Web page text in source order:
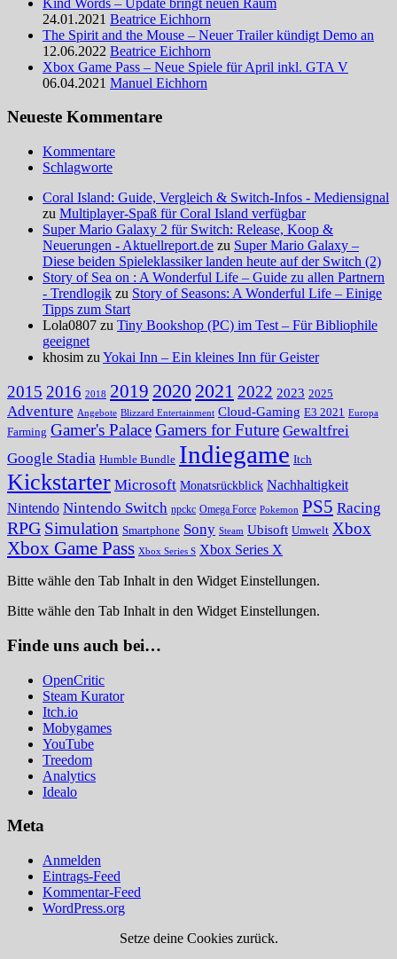
24.01.2021 Beatrice Eichhorn
The Spirit and the Mouse – Neuer Trailer kündigt Demo an
12.06.2022 Beatrice Eichhorn
Xbox Game Pass – Neue Spiele für April inkl. GTA V
06.04.2021 Manuel Eichhorn
Neueste Kommentare
Kommentare
Schlagworte
Coral Island: Guide, Vergleich & Switch-Infos - Mediensignal
zu Multiplayer-Spaß für Coral Island verfügbar
Super Mario Galaxy 2 für Switch: Release, Koop &
Neuerungen - Aktuellreport.de zu Super Mario Galaxy –
Diese beiden Spieleklassiker landen heute auf der Switch (2)
Story of Sea on : A Wonderful Life – Guide zu allen Partnern
- Trendlogik zu Story of Seasons: A Wonderful Life – Einige
Tipps zum Start
Lola0807 zu Tiny Bookshop (PC) im Test – Für Bibliophile
geeignet
khosim zu Yokai Inn – Ein kleines Inn für Geister
2015 2016 2018 2019 2020 2021 2022 2023 2025
Adventure Angebote Blizzard Entertainment Cloud-Gaming E3 2021 Europa
Farming Gamer's PalaceGamers for Future Gewaltfrei
Google Stadia Humble Bundle Indiegame Itch
Kickstarter Microsoft Monatsrückblick Nachhaltigkeit
Nintendo Nintendo Switch npckc Omega Force Pokemon PS5 Racing
RPG Simulation Smartphone Sony Steam Ubisoft Umwelt Xbox
Xbox Game Pass Xbox Series S Xbox Series X
Bitte wähle den Tab Inhalt in den Widget Einstellungen.
Bitte wähle den Tab Inhalt in den Widget Einstellungen.
Finde uns auch bei…
OpenCritic
Steam Kurator
Itch.io
Mobygames
YouTube
Treedom
Analytics
Idealo
Meta
Anmelden
Eintrags-Feed
Kommentar-Feed
WordPress.org
Setze deine Cookies zurück.